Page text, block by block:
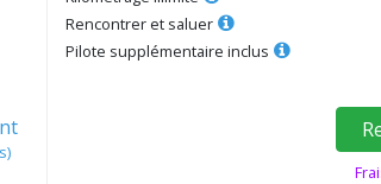
)
Rencontrer et saluer
Pilote supplémentaire inclus